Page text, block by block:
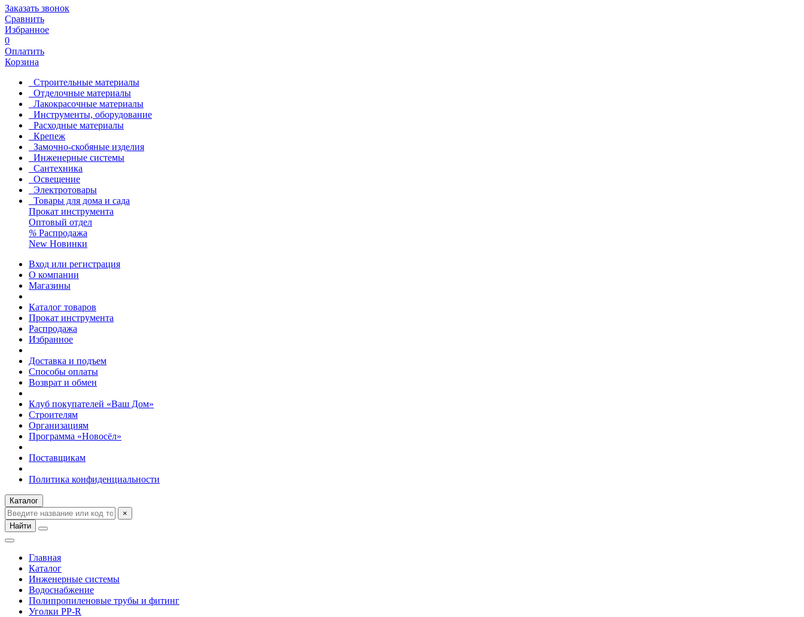
Заказать звонок
Сравнить
Избранное
0
Оплатить
Корзина
Строительные материалы
Отделочные материалы
Лакокрасочные материалы
Инструменты, оборудование
Расходные материалы
Крепеж
Замочно-скобяные изделия
Инженерные системы
Сантехника
Освещение
Электротовары
Товары для дома и сада
Прокат инструмента
Оптовый отдел
% Распродажа
New Новинки
Вход или регистрация
О компании
Магазины
Каталог товаров
Прокат инструмента
Распродажа
Избранное
Доставка и подъем
Способы оплаты
Возврат и обмен
Клуб покупателей «Ваш Дом»
Строителям
Организациям
Программа «Новосёл»
Поставщикам
Политика конфиденциальности
Каталог
×
Найти
Главная
Каталог
Инженерные системы
Водоснабжение
Полипропиленовые трубы и фитинг
Уголки PP-R